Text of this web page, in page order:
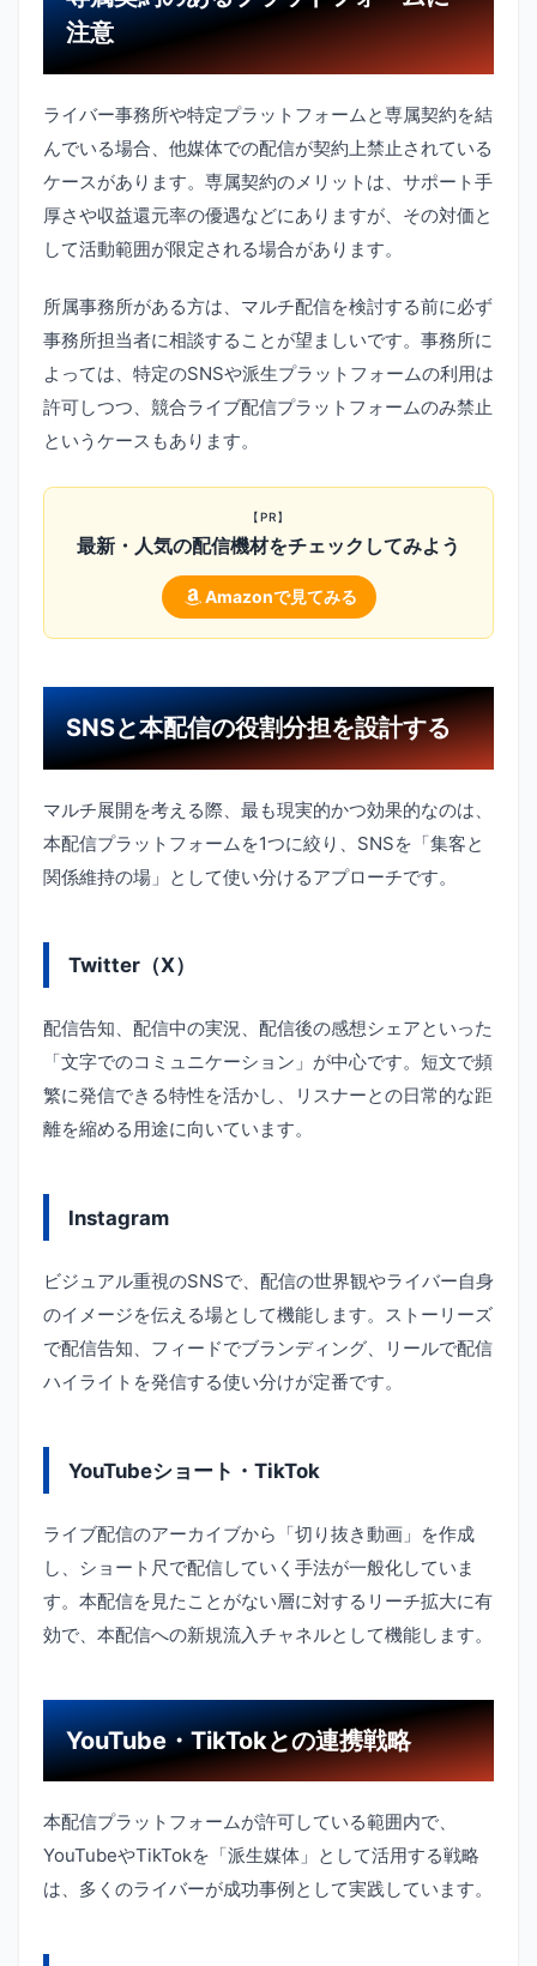
注意
ライバー事務所や特定プラットフォームと専属契約を結
んでいる場合、他媒体での配信が契約上禁止されている
ケースがあります。専属契約のメリットは、サポート手
厚さや収益還元率の優遇などにありますが、その対価と
して活動範囲が限定される場合があります。
所属事務所がある方は、マルチ配信を検討する前に必ず
事務所担当者に相談することが望ましいです。事務所に
よっては、特定のSNSや派生プラットフォームの利用は
許可しつつ、競合ライブ配信プラットフォームのみ禁止
というケースもあります。
【PR】
最新・人気の配信機材をチェックしてみよう
Amazonで見てみる
SNSと本配信の役割分担を設計する
マルチ展開を考える際、最も現実的かつ効果的なのは、
本配信プラットフォームを1つに絞り、SNSを「集客と
関係維持の場」として使い分けるアプローチです。
Twitter（X）
配信告知、配信中の実況、配信後の感想シェアといった
「文字でのコミュニケーション」が中心です。短文で頻
繁に発信できる特性を活かし、リスナーとの日常的な距
離を縮める用途に向いています。
Instagram
ビジュアル重視のSNSで、配信の世界観やライバー自身
のイメージを伝える場として機能します。ストーリーズ
で配信告知、フィードでブランディング、リールで配信
ハイライトを発信する使い分けが定番です。
YouTubeショート・TikTok
ライブ配信のアーカイブから「切り抜き動画」を作成
し、ショート尺で配信していく手法が一般化していま
す。本配信を見たことがない層に対するリーチ拡大に有
効で、本配信への新規流入チャネルとして機能します。
YouTube・TikTokとの連携戦略
本配信プラットフォームが許可している範囲内で、
YouTubeやTikTokを「派生媒体」として活用する戦略
は、多くのライバーが成功事例として実践しています。